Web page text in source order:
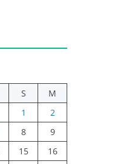
S
M
1
2
8
9
15
16